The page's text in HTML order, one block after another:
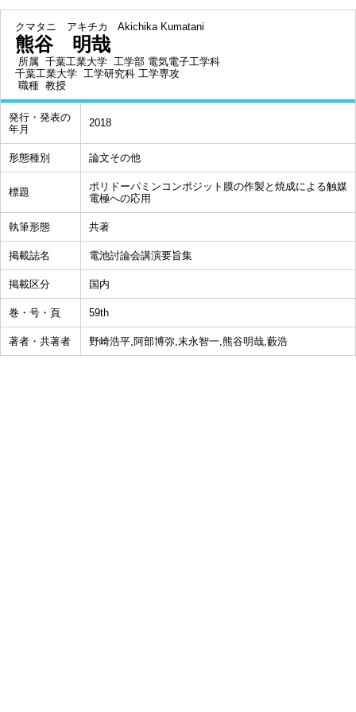
クマタニ アキチカ Akichika Kumatani
熊谷 明哉
所属 千葉工業大学 工学部 電気電子工学科
千葉工業大学 工学研究科 工学専攻
職種 教授
発行・発表の
年月
2018
形態種別 論文その他
標題
ポリドーパミンコンポジット膜の作製と焼成による触媒
電極への応用
執筆形態 共著
掲載誌名 電池討論会講演要旨集
掲載区分 国内
巻・号・頁 59th
著者・共著者 野崎浩平,阿部博弥,末永智一,熊谷明哉,藪浩